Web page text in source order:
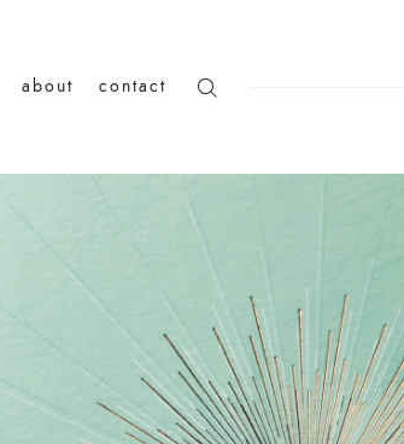
about contact